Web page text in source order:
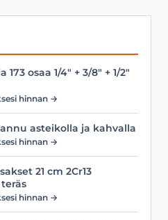
173 osaa 1/4" + 3/8" + 1/2"
hinnan →
asteikolla ja kahvalla
hinnan →
21 cm 2Cr13
hinnan →